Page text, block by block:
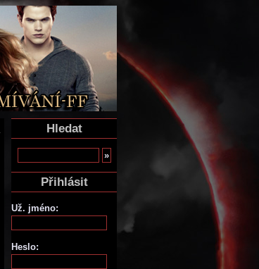
Hledat
Přihlásit
Už. jméno:
Heslo: